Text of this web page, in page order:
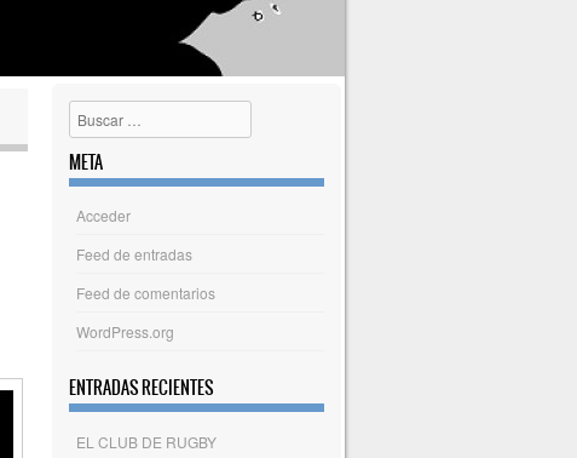
Buscar
META
Acceder
Feed de entradas
Feed de comentarios
WordPress.org
ENTRADAS RECIENTES
EL CLUB DE RUGBY